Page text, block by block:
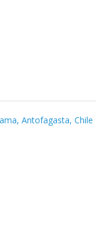
Antofagasta, Chile